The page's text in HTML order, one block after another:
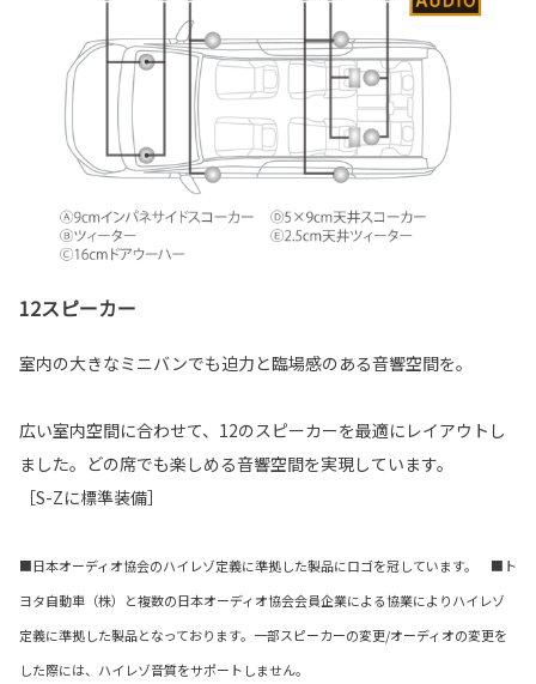
12スピーカー
室内の大きなミニバンでも迫力と臨場感のある音響空間を。
広い室内空間に合わせて、12のスピーカーを最適にレイアウトし
ました。どの席でも楽しめる音響空間を実現しています。
［S-Zに標準装備］
■日本オーディオ協会のハイレゾ定義に準拠した製品にロゴを冠しています。 ■ト
ヨタ自動車（株）と複数の日本オーディオ協会会員企業による協業によりハイレゾ
定義に準拠した製品となっております。一部スピーカーの変更/オーディオの変更を
した際には、ハイレゾ音質をサポートしません。